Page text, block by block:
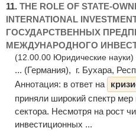
11. THE ROLE OF STATE-
INTERNATIONAL
ГОСУДАРСТВЕННЫХ
МЕЖДУНАРОДНОГО
(12.00.00 Юридические науки)
... (Германия), г. Бухара,
Аннотация: в ответ на
приняли широкий спектр
сектора. Несмотря на рост
инвестиционных ...